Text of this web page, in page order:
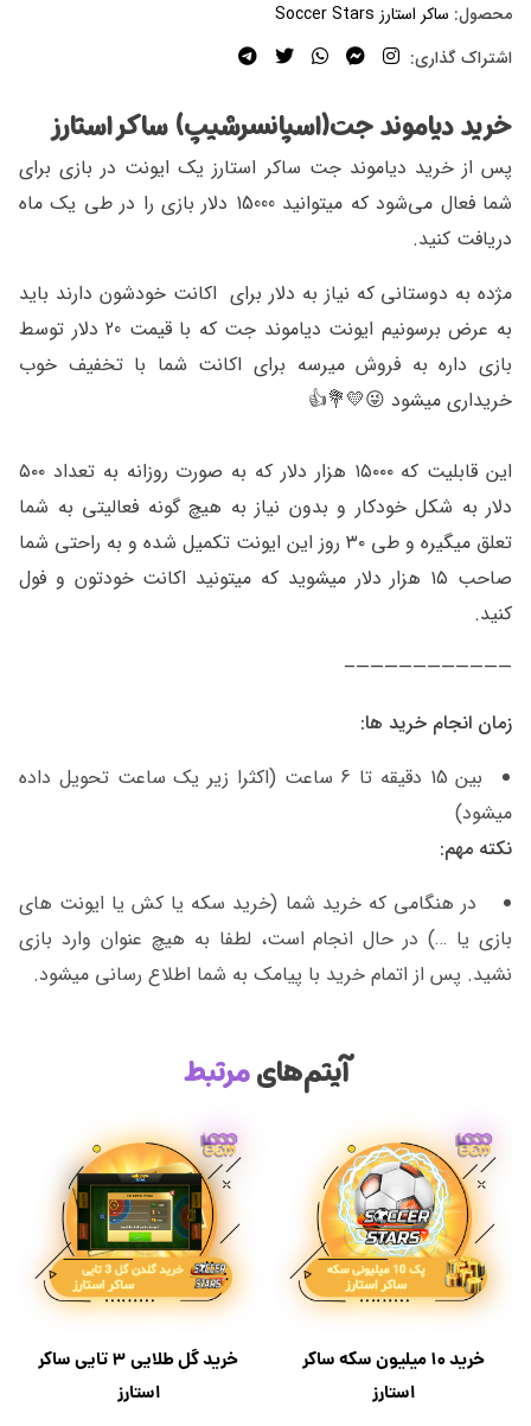
محصول: ساکر استارز Soccer Stars
اشتراک گذاری:
خرید دیاموند جت(اسپانسرشیپ) ساکر استارز
پس از خرید دیاموند جت ساکر استارز یک ایونت در بازی برای
شما فعال می‌شود که میتوانید 15000 دلار بازی را در طی یک ماه
دریافت کنید.
مژده به دوستانی که نیاز به دلار برای اکانت خودشون دارند باید
به عرض برسونیم ایونت دیاموند جت که با قیمت 20 دلار توسط
بازی داره به فروش میرسه برای اکانت شما با تخفیف خوب
خریداری میشود 😜💛💐👍
این قابلیت که ۱۵۰۰۰ هزار دلار که به صورت روزانه به تعداد ۵۰۰
دلار به شکل خودکار و بدون نیاز به هیچ گونه فعالیتی به شما
تعلق میگیره و طی ۳۰ روز این ایونت تکمیل شده و به راحتی شما
صاحب ۱۵ هزار دلار میشوید که میتونید اکانت خودتون و فول
کنید.
———————————–
زمان انجام خرید ها:
بین 15 دقیقه تا 6 ساعت (اکثرا زیر یک ساعت تحویل داده
میشود)
نکته مهم:
در هنگامی که خرید شما (خرید سکه یا کش یا ایونت های
بازی یا …) در حال انجام است، لطفا به هیچ عنوان وارد بازی
نشید. پس از اتمام خرید با پیامک به شما اطلاع رسانی میشود.
آیتم‌هایمرتبط
خرید گل طلایی 3 تایی ساکر
استارز
خرید ۱۰ میلیون سکه ساکر
استارز